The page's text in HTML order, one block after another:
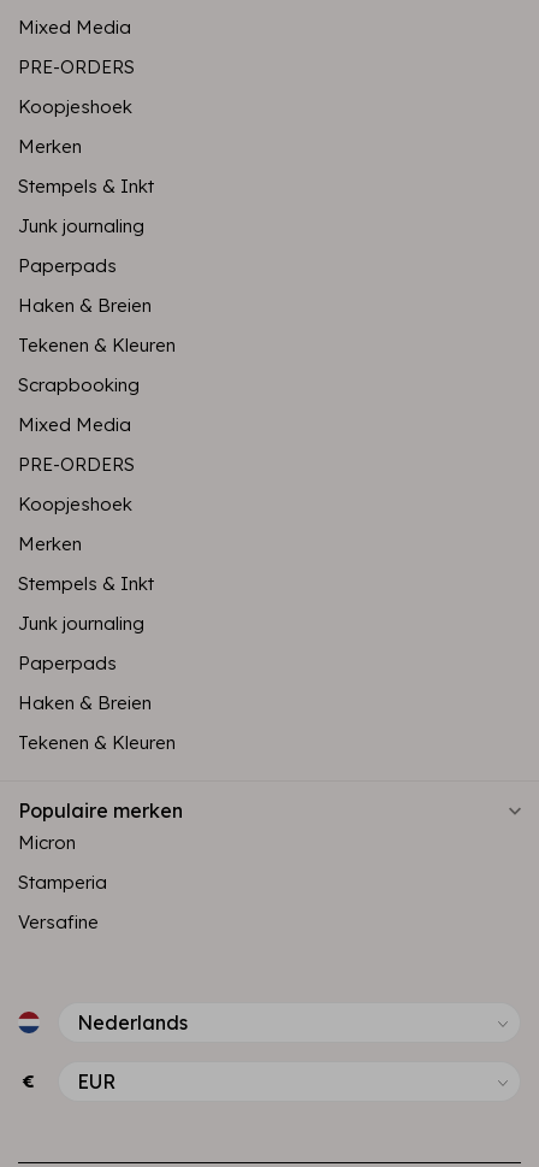
Mixed Media
PRE-ORDERS
Koopjeshoek
Merken
Stempels & Inkt
Junk journaling
Paperpads
Haken & Breien
Tekenen & Kleuren
Scrapbooking
Mixed Media
PRE-ORDERS
Koopjeshoek
Merken
Stempels & Inkt
Junk journaling
Paperpads
Haken & Breien
Tekenen & Kleuren
Populaire merken
Micron
Stamperia
Versafine
€